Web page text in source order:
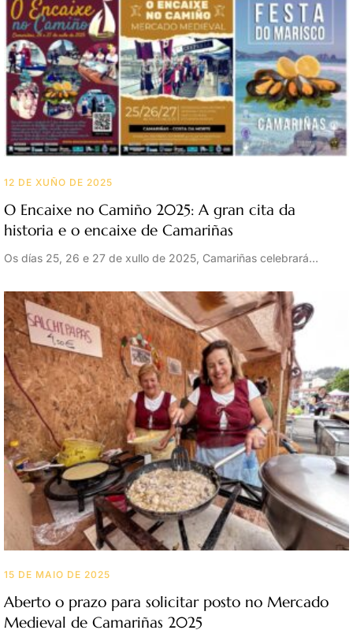
12 DE XUÑO DE 2025
O Encaixe no Camiño 2025: A gran cita da
historia e o encaixe de Camariñas
Os días 25, 26 e 27 de xullo de 2025, Camariñas celebrará…
15 DE MAIO DE 2025
Aberto o prazo para solicitar posto no Mercado
Medieval de Camariñas 2025